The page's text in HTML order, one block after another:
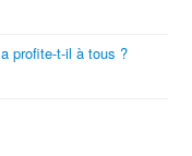
profite-t-il à tous ?